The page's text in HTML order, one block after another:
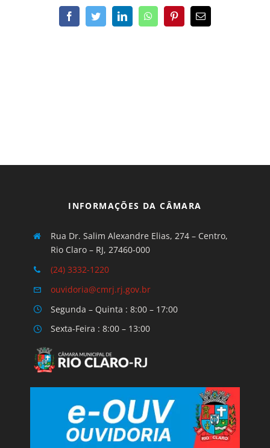
FacebookTwitterLinkedInWhatsAppPinterest
E-
INFORMAÇÕES DA CÂMARA
Rua Dr. Salim Alexandre Elias, 274 – Centro,
Rio Claro – RJ, 27460-000
(24) 3332-1220
ouvidoria@cmrj.rj.gov.br
Segunda – Quinta : 8:00 – 17:00
Sexta-Feira : 8:00 – 13:00